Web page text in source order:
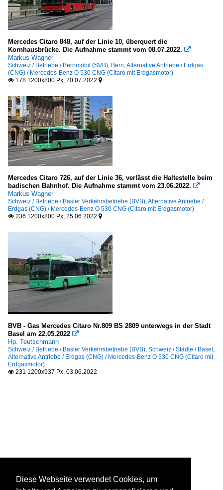
Mercedes Citaro 848, auf der Linie 10, überquert die
Kornhausbrücke. Die Aufnahme stammt vom 08.07.2022. 
Markus Wagner
Schweiz / Betriebe / Bernmobil (SVB), Bern,Alternative Antriebe / Erdgas
(CNG) / Mercedes-Benz O 530 CNG (Citaro mit Erdgasmotor)
 178 1200x800 Px, 20.07.2022 
Mercedes Citaro 726, auf der Linie 36, verlässt die Haltestelle beim
badischen Bahnhof. Die Aufnahme stammt vom 23.06.2022. 
Markus Wagner
Schweiz / Betriebe / Basler Verkehrsbetriebe (BVB),Alternative Antriebe /
Erdgas (CNG) / Mercedes-Benz O 530 CNG (Citaro mit Erdgasmotor)
 236 1200x800 Px, 25.06.2022 
BVB - Gas Mercedes Citaro Nr.809 BS 2809 unterwegs in der Stadt
Basel am 22.05.2022 
Hp. Teutschmann
Schweiz / Betriebe / Basler Verkehrsbetriebe (BVB), Schweiz / Städte / Basel ,
Alternative Antriebe / Erdgas (CNG) / Mercedes-Benz O 530 CNG (Citaro mit
Erdgasmotor)
 231 1200x937 Px, 03.06.2022
Diese Webseite verwendet Cookies, um